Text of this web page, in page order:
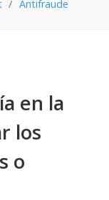
Antifraude
en la
los
o